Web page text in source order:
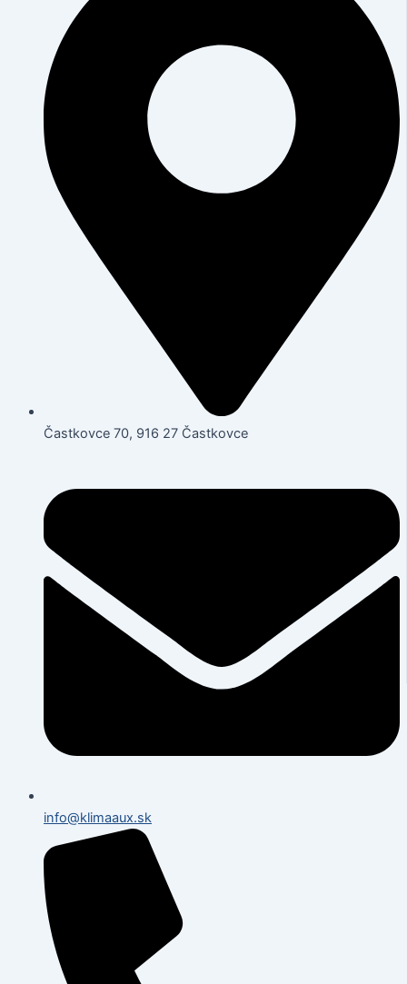
Častkovce 70, 916 27 Častkovce
info@klimaaux.sk